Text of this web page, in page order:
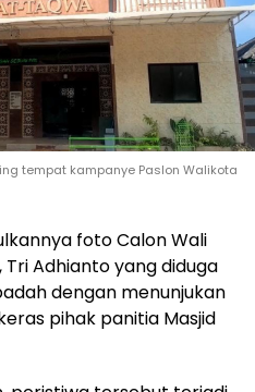
tempat kampanye Paslon Walikota
foto Calon Wali
Adhianto yang diduga
dengan menunjukan
pihak panitia Masjid